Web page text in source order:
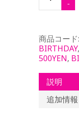
商品コード:
BIRTHDAY,
500YEN,
説明
追加情報